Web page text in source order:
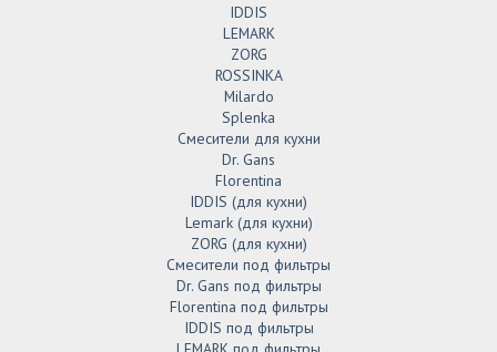
IDDIS
LEMARK
ZORG
ROSSINKA
Milardo
Splenka
Смесители для кухни
Dr. Gans
Florentina
IDDIS (для кухни)
Lemark (для кухни)
ZORG (для кухни)
Смесители под фильтры
Dr. Gans под фильтры
Florentina под фильтры
IDDIS под фильтры